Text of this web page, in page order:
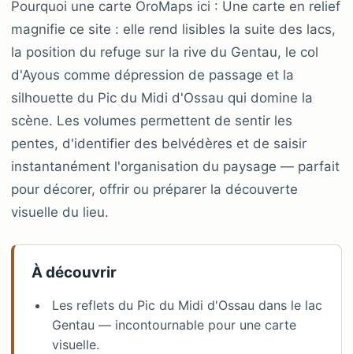
Pourquoi une carte OroMaps ici : Une carte en relief
magnifie ce site : elle rend lisibles la suite des lacs,
la position du refuge sur la rive du Gentau, le col
d'Ayous comme dépression de passage et la
silhouette du Pic du Midi d'Ossau qui domine la
scène. Les volumes permettent de sentir les
pentes, d'identifier des belvédères et de saisir
instantanément l'organisation du paysage — parfait
pour décorer, offrir ou préparer la découverte
visuelle du lieu.
À découvrir
Les reflets du Pic du Midi d'Ossau dans le lac
Gentau — incontournable pour une carte
visuelle.